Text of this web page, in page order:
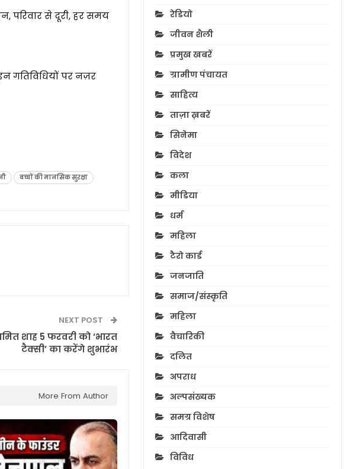
परिवार से दूरी, हर समय
गतिविधियों पर नज़र
बच्चों की मानसिक सुरक्षा
NEXT POST
शाह 5 फरवरी को ‘भारत
टैक्सी’ का करेंगे शुभारंभ
More From Author
रेडियो
जीवन शैली
प्रमुख खबरें
ग्रामीण पंचायत
साहित्य
ताज़ा ख़बरें
सिनेमा
विदेश
कला
मीडिया
धर्म
महिला
टैरो कार्ड
जनजाति
समाज/संस्कृति
महिला
वैचारिकी
दलित
अपराध
अल्पसंख्यक
समग्र विशेष
आदिवासी
विविध